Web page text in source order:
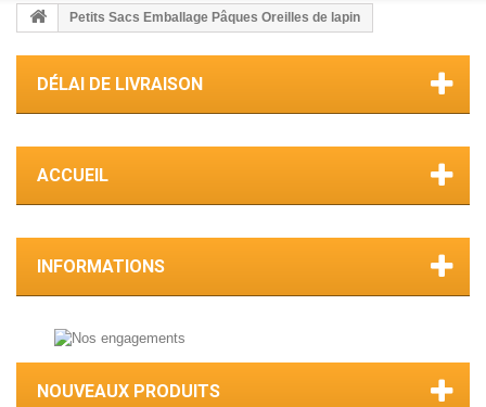
Petits Sacs Emballage Pâques Oreilles de lapin
DÉLAI DE LIVRAISON
ACCUEIL
INFORMATIONS
NOUVEAUX PRODUITS